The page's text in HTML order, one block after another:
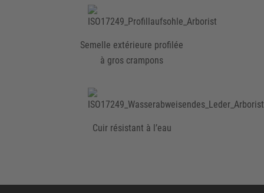
Semelle extérieure profilée
à gros crampons
Cuir résistant à l’eau